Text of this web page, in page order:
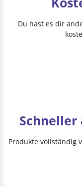
Du hast es dir
Produkte vollständig